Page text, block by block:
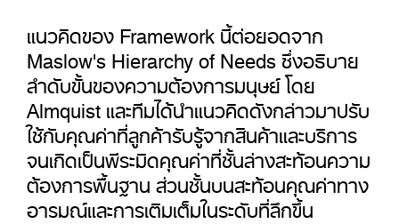
แนวคิดของ Framework นี้ต่อยอดจาก
Maslow's Hierarchy of Needs ซึ่งอธิบาย
ลำดับขั้นของความต้องการมนุษย์ โดย
Almquist และทีมได้นำแนวคิดดังกล่าวมาปรับ
ใช้กับคุณค่าที่ลูกค้ารับรู้จากสินค้าและบริการ
จนเกิดเป็นพีระมิดคุณค่าที่ชั้นล่างสะท้อนความ
ต้องการพื้นฐาน ส่วนชั้นบนสะท้อนคุณค่าทาง
อารมณ์และการเติมเต็มในระดับที่ลึกขึ้น